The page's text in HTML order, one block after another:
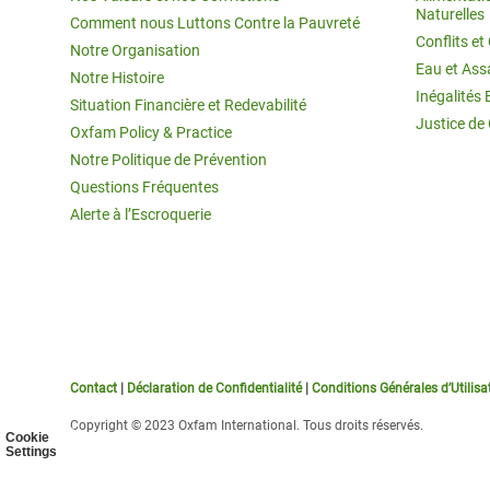
Cookie
Settings
Comment nous Luttons Contre la Pauvreté
Notre Organisation
Notre Histoire
Situation Financière et Redevabilité
Oxfam Policy & Practice
Notre Politique de Prévention
Questions Fréquentes
Alerte à l’Escroquerie
Naturelles
Conflits et
Eau et
Inégalités
Justice de
Contact Déclaration de Confidentialité| Conditions Générales
Copyright © 2023 Oxfam International. Tous droits réservés.